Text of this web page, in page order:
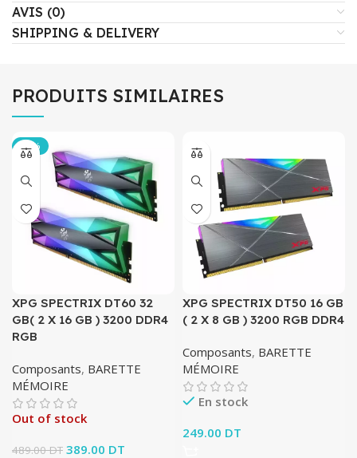
AVIS (0)
SHIPPING & DELIVERY
PRODUITS SIMILAIRES
-20%
XPG SPECTRIX DT60 32
GB( 2 X 16 GB ) 3200 DDR4
RGB
Composants, BARETTE
MÉMOIRE
Out of stock
489.00DT Le prix initial était :
389.00 DT
XPG SPECTRIX DT50 16 GB
( 2 X 8 GB ) 3200 RGB DDR4
Composants, BARETTE
MÉMOIRE
En stock
249.00 DT